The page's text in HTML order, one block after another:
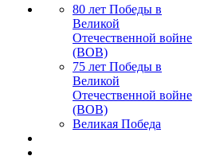
80 лет Победы в
Великой
Отечественной войне
(ВОВ)
75 лет Победы в
Великой
Отечественной войне
(ВОВ)
Великая Победа